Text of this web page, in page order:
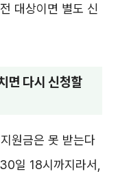
대상이면 별도 신
면 다시 신청할
원금은 못 받는다
일 18시까지라서,